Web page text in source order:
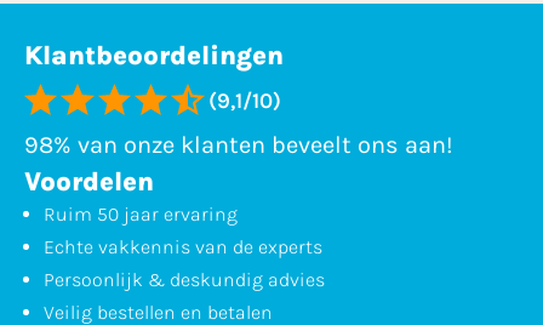
Klantbeoordelingen
(9,1/10)
98% van onze klanten beveelt ons aan!
Voordelen
Ruim 50 jaar ervaring
Echte vakkennis van de experts
Persoonlijk & deskundig advies
Veilig bestellen en betalen